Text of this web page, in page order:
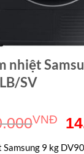
nhiệt
SV
VNĐ
Samsung 9 kg